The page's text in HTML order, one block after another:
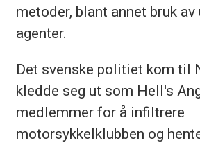
metoder, blant annet bruk
agenter.
Det svenske politiet kom til
kledde seg ut som Hell's
medlemmer for å infiltrere
motorsykkelklubben og